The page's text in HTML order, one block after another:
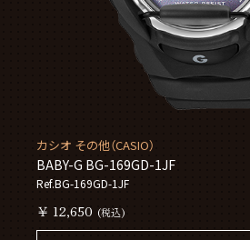
カシオ その他（CASIO）
BABY-G BG-169GD-1JF
Ref.BG-169GD-1JF
￥ 12,650 (税込)